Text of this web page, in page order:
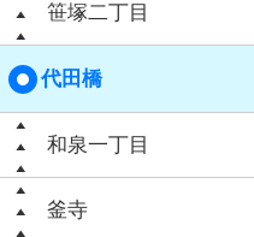
笹塚二丁目
代田橋
和泉一丁目
釜寺